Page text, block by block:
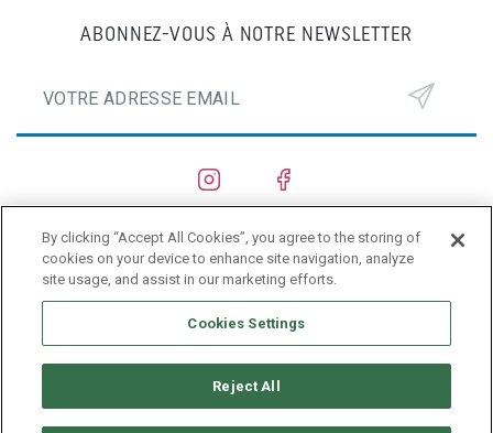
CHANTIERS NAVALS
PRIVACY POLICY
ABONNEZ-VOUS À NOTRE NEWSLETTER
By clicking “Accept All Cookies”, you agree to the storing of
cookies on your device to enhance site navigation, analyze
site usage, and assist in our marketing efforts.
Cookies Settings
Reject All